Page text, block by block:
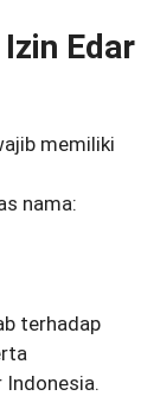
Edar
memiliki
nama:
terhadap
Indonesia.